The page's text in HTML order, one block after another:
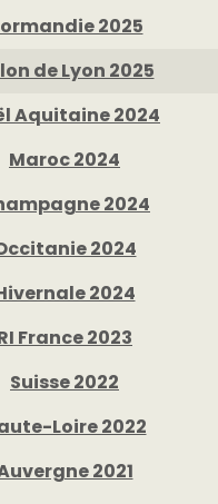
2025
de Lyon 2025
Aquitaine 2024
Maroc 2024
2024
2024
2024
France 2023
Suisse 2022
Loire 2022
2021